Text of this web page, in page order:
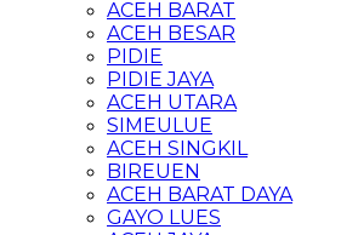
ACEH BARAT
ACEH BESAR
PIDIE
PIDIE JAYA
ACEH UTARA
SIMEULUE
ACEH SINGKIL
BIREUEN
ACEH BARAT DAYA
GAYO LUES